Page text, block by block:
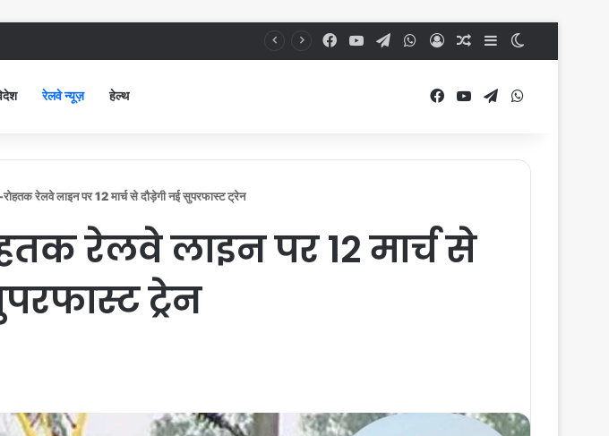
आप खुद बाथरूम में खड़े होकर दिखाओ Facebook
YouTubeTelegramWhatsApp
Log InRandom Article
Sidebar
रेलवे न्यूज़ हेल्थ Facebook
YouTubeTelegram
रेलवे लाइन पर 12 मार्च से दौड़ेगी नई सुपरफास्ट ट्रेन
रेलवे लाइन पर 12 मार्च से
ट्रेन